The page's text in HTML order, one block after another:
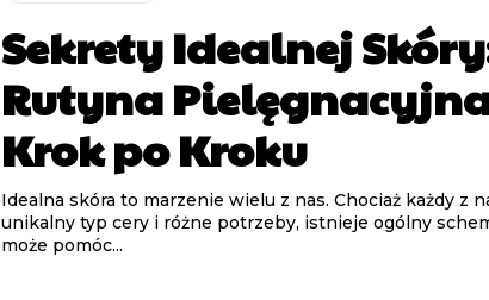
Dostępne już wkrótce!
Dostępne już wkrótce!
Sekrety Idealnej
Rutyna
Krok po Kroku
Idealna skóra to marzenie wielu z nas. Chociaż każdy z
unikalny typ cery i różne potrzeby, istnieje ogólny
może pomóc...